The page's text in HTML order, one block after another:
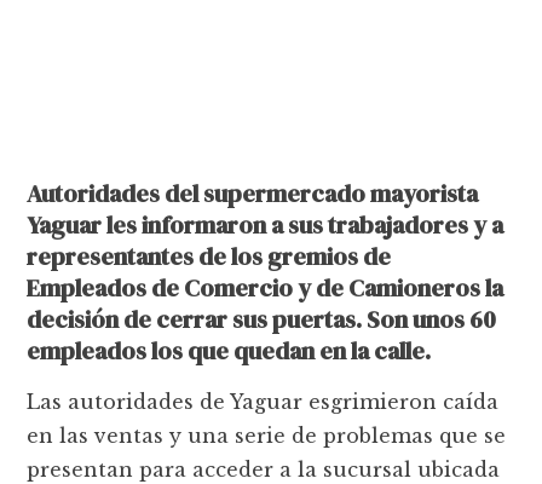
Autoridades del supermercado mayorista
Yaguar les informaron a sus trabajadores y a
representantes de los gremios de
Empleados de Comercio y de Camioneros la
decisión de cerrar sus puertas. Son unos 60
empleados los que quedan en la calle.
Las autoridades de Yaguar esgrimieron caída
en las ventas y una serie de problemas que se
presentan para acceder a la sucursal ubicada